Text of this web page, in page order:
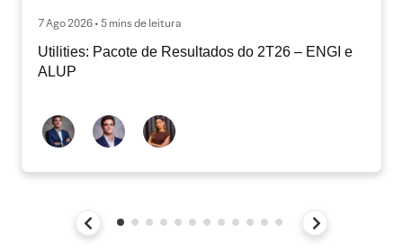
7 Ago 2026 • 5 mins de leitura
Utilities: Pacote de Resultados do 2T26 – ENGI e
ALUP